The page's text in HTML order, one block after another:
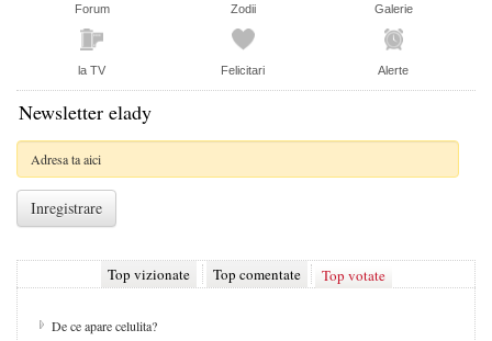
Forum Zodii Galerie
la TV Felicitari Alerte
Newsletter elady
Top vizionate Top comentate Top votate
De ce apare celulita?